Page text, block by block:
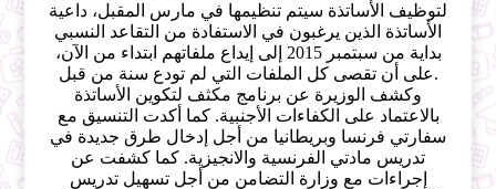
لتوظيف الأساتذة سيتم تنظيمها في مارس المقبل، داعية
الأساتذة الذين يرغبون في الاستفادة من التقاعد النسبي
بداية من سبتمبر 2015 إلى إيداع ملفاتهم ابتداء من الآن،
على أن تقصى كل الملفات التي لم تودع سنة من قبل.
وكشف الوزيرة عن برنامج مكثف لتكوين الأساتذة
بالاعتماد على الكفاءات الأجنبية. كما أكدت التنسيق مع
سفارتي فرنسا وبريطانيا من أجل إدخال طرق جديدة في
تدريس مادتي الفرنسية والانجيزية. كما كشفت عن
إجراءات مع وزارة التضامن من أجل تسهيل تدريس